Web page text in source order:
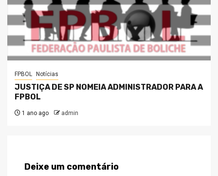
FPBOL Notícias
JUSTIÇA DE SP NOMEIA ADMINISTRADOR PARA A
FPBOL
1 ano ago admin
Deixe um comentário